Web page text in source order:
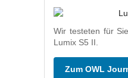
Wir testeten für
Lumix S5 II.
Zum OWL